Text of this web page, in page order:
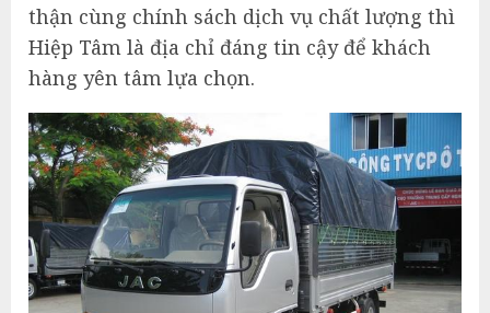
thận cùng chính sách dịch vụ chất lượng thì
Hiệp Tâm là địa chỉ đáng tin cậy để khách
hàng yên tâm lựa chọn.